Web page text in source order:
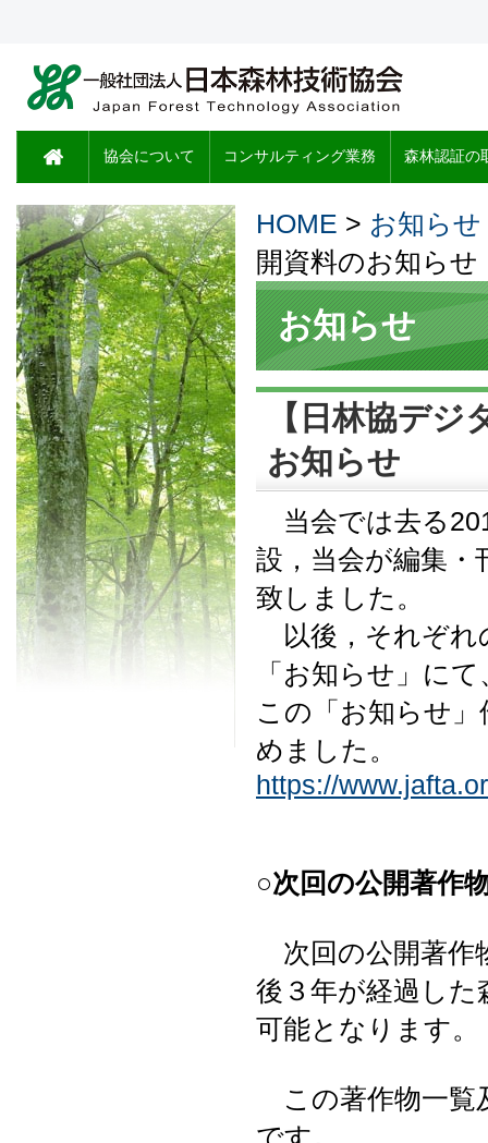
協会について コンサルティング業務 森林認証の
HOME > お知らせ
開資料のお知らせ
お知らせ
【日林協デ
お知らせ
当会では去る
設，当会が編集・
致しました。
以後，それぞれ
「お知らせ」に
この「お知らせ
めました。
https://
○次回の公開著作
次回の公開著作
後３年が経過した
可能となります。
この著作物一覧
です。